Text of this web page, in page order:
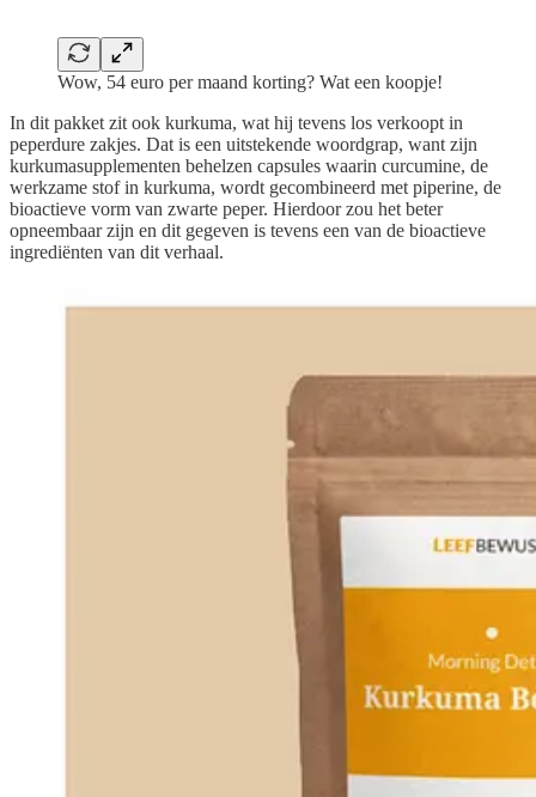
Wow, 54 euro per maand korting? Wat een koopje!
In dit pakket zit ook kurkuma, wat hij tevens los verkoopt in
peperdure zakjes. Dat is een uitstekende woordgrap, want zijn
kurkumasupplementen behelzen capsules waarin curcumine, de
werkzame stof in kurkuma, wordt gecombineerd met piperine, de
bioactieve vorm van zwarte peper. Hierdoor zou het beter
opneembaar zijn en dit gegeven is tevens een van de bioactieve
ingrediënten van dit verhaal.